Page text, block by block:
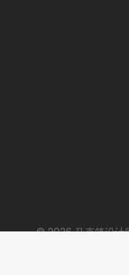
© 2026 马克笔设计